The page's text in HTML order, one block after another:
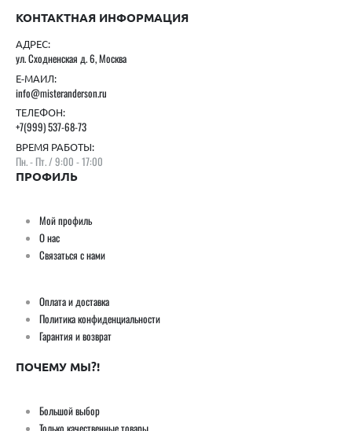
КОНТАКТНАЯ ИНФОРМАЦИЯ
АДРЕС:
ул. Сходненская д. 6, Москва
Е-МАИЛ:
info@misteranderson.ru
ТЕЛЕФОН:
+7(999) 537-68-73
ВРЕМЯ РАБОТЫ:
Пн. - Пт. / 9:00 - 17:00
ПРОФИЛЬ
Мой профиль
О нас
Связаться с нами
Оплата и доставка
Политика конфиденциальности
Гарантия и возврат
ПОЧЕМУ МЫ?!
Большой выбор
Только качественные товары